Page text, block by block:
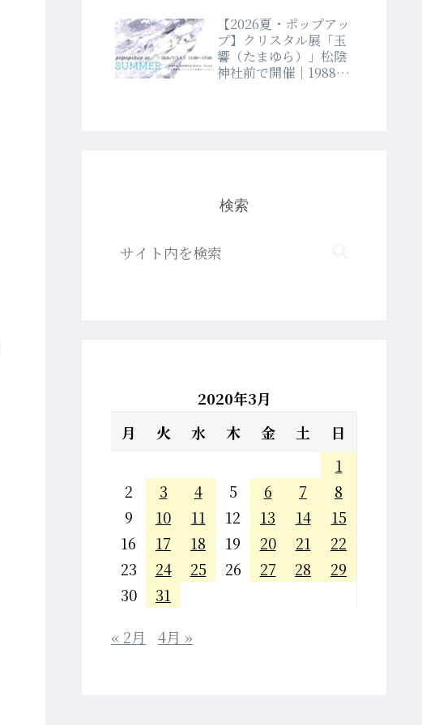
【2026夏・ポップアッ
プ】クリスタル展「玉
響（たまゆら）」松陰
神社前で開催｜1988年
検索
2020年3月
月
火 水 木 金 土
日
1
2
3 4 5 6 7
8
9
10 11 12 13 14
15
16
17 18 19 20 21
22
23
24 25 26 27 28
29
30
31
« 2月
4月 »